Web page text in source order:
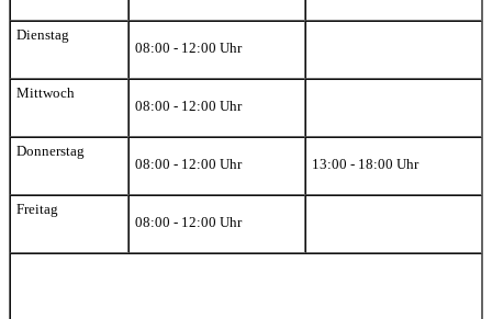
Dienstag
08:00 - 12:00 Uhr
Mittwoch
08:00 - 12:00 Uhr
Donnerstag
08:00 - 12:00 Uhr
13:00 - 18:00 Uhr
Freitag
08:00 - 12:00 Uhr